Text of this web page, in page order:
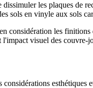
les plaques
sols en vinyle aux sols
les
visuel des couvre-